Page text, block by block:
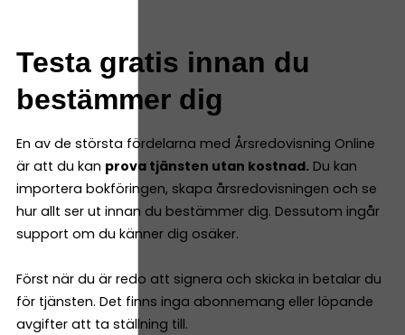
Testa gratis innan du
bestämmer dig
En av de största fördelarna med Årsredovisning Online
är att du kan prova tjänsten utan kostnad. Du kan
importera bokföringen, skapa årsredovisningen och se
hur allt ser ut innan du bestämmer dig. Dessutom ingår
support om du känner dig osäker.
Först när du är redo att signera och skicka in betalar du
för tjänsten. Det finns inga abonnemang eller löpande
avgifter att ta ställning till.